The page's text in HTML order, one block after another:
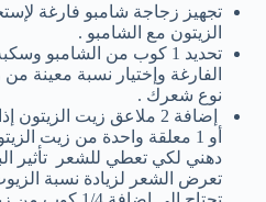
تجهيز زجاجة شامبو فارغة
الزيتون مع الشامبو .
تحديد 1 كوب من الشامبو
الفارغة وإختيار نسبة معينة
نوع شعرك .
إضافة 2 ملاعق زيت
أو 1 معلقة واحدة من زيت
دهني لكي تعطي للشعر تأثير
تعرض الشعر لزيادة نسبة